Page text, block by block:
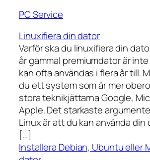
PC Service
Linuxifiera din dator
Varför ska du linuxifiera din
år gammal premiumdator är
kan ofta användas i flera år till.
du ett system som är mer
stora teknikjättarna Google,
Apple. Det starkaste
Linux är att du kan använda din
[…]
Installera Debian, Ubuntu eller